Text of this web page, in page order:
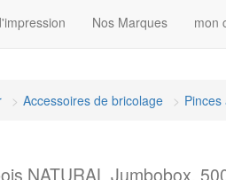
Nos Marques mon
Accessoires de bricolage
NATURAL Jumbobox,